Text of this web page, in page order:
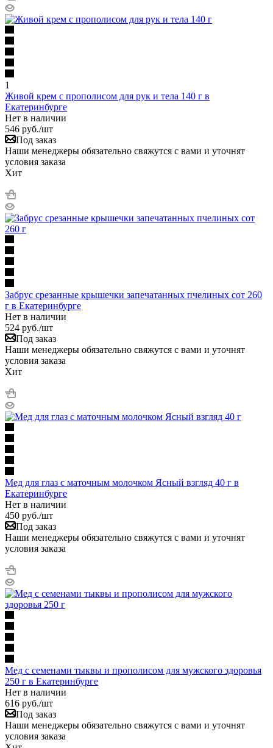
1
Живой крем с прополисом для рук и тела 140 г в
Екатеринбурге
Нет в наличии
546 руб./шт
Под заказ
Наши менеджеры обязательно свяжутся с вами и уточнят
условия заказа
Хит
Забрус срезанные крышечки запечатанных пчелиных сот 260
г в Екатеринбурге
Нет в наличии
524 руб./шт
Под заказ
Наши менеджеры обязательно свяжутся с вами и уточнят
условия заказа
Хит
Мед для глаз с маточным молочком Ясный взгляд 40 г в
Екатеринбурге
Нет в наличии
450 руб./шт
Под заказ
Наши менеджеры обязательно свяжутся с вами и уточнят
условия заказа
Мед с семенами тыквы и прополисом для мужского здоровья
250 г в Екатеринбурге
Нет в наличии
616 руб./шт
Под заказ
Наши менеджеры обязательно свяжутся с вами и уточнят
условия заказа